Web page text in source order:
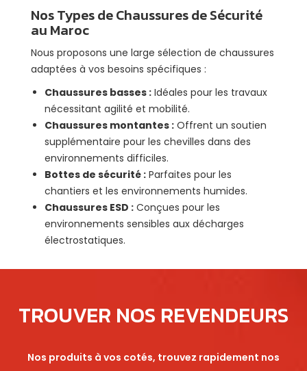
Nos Types de Chaussures de Sécurité
au Maroc
Nous proposons une large sélection de chaussures
adaptées à vos besoins spécifiques :
Chaussures basses : Idéales pour les travaux
nécessitant agilité et mobilité.
Chaussures montantes : Offrent un soutien
supplémentaire pour les chevilles dans des
environnements difficiles.
Bottes de sécurité : Parfaites pour les
chantiers et les environnements humides.
Chaussures ESD : Conçues pour les
environnements sensibles aux décharges
électrostatiques.
TROUVER NOS REVENDEURS
Nos produits à vos cotés, trouvez rapidement nos